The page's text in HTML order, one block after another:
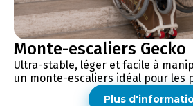
Monte-escaliers Gecko
Ultra-stable, léger et facile à
un monte-escaliers idéal pour les
Plus